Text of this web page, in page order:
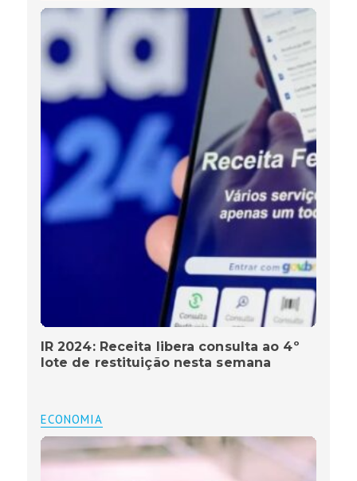
IR 2024: Receita libera consulta ao 4º
lote de restituição nesta semana
ECONOMIA